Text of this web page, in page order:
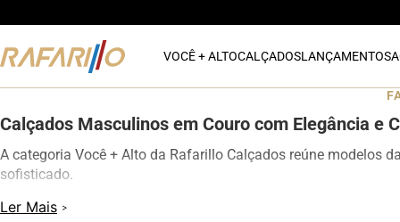
VOCÊ + ALTOCALÇADOSLANÇAMENTOS
Calçados Masculinos em Couro com Elegância e
A categoria Você + Alto da Rafarillo Calçados reúne modelos
sofisticado.
Os calçados contam com elevação interna de até 7 cm,
Ler Mais